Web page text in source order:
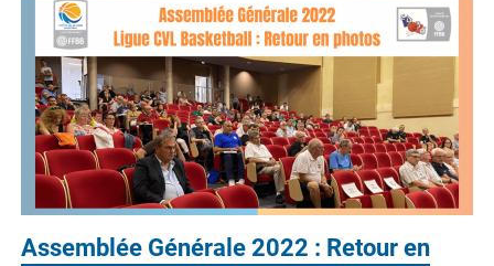
Assemblée Générale 2022 : Retour en